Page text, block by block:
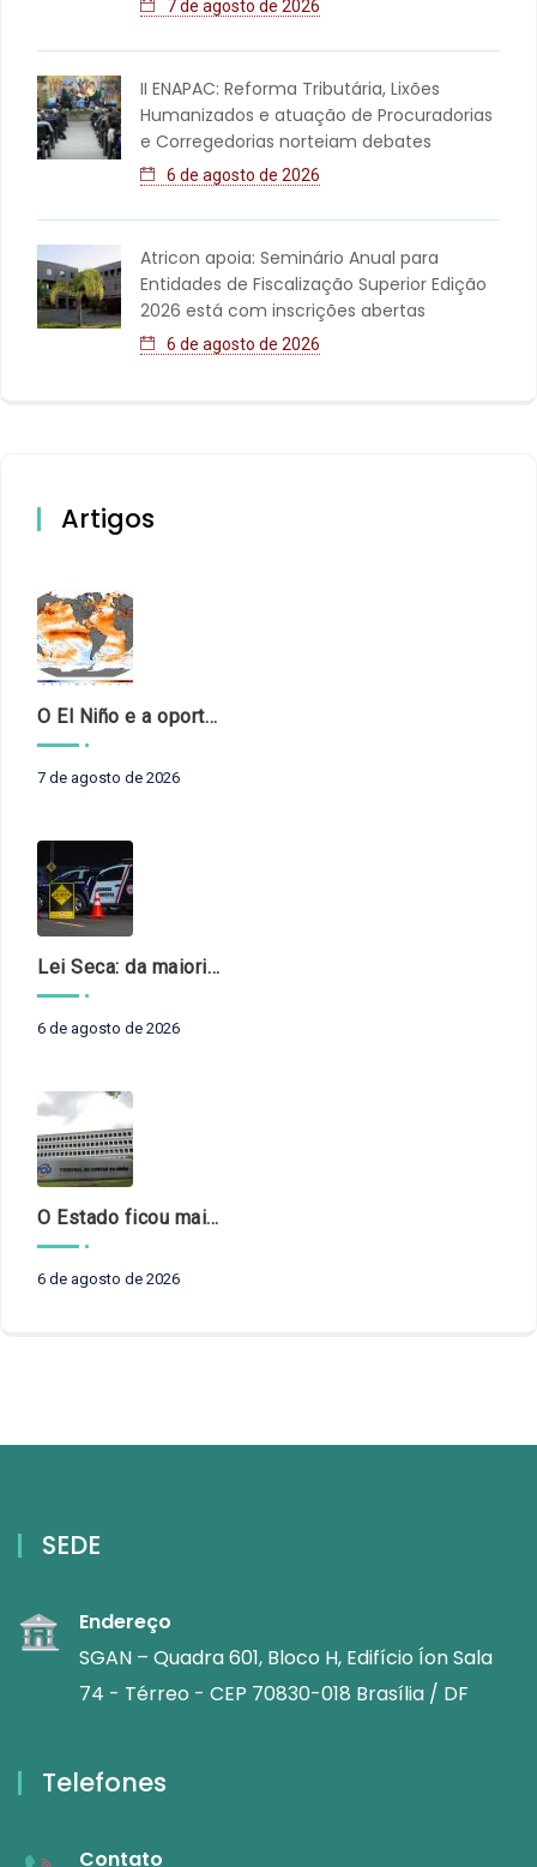
7 de agosto de 2026
II ENAPAC: Reforma Tributária, Lixões
Humanizados e atuação de Procuradorias
e Corregedorias norteiam debates
6 de agosto de 2026
Atricon apoia: Seminário Anual para
Entidades de Fiscalização Superior Edição
2026 está com inscrições abertas
6 de agosto de 2026
Artigos
O El Niño e a oportunidade de fortalecer o controle externo das políticas climáticas
7 de agosto de 2026
Lei Seca: da maioridade à maturidade
6 de agosto de 2026
O Estado ficou mais complexo. O controle precisa acompanhar
6 de agosto de 2026
SEDE
Endereço
SGAN – Quadra 601, Bloco H, Edifício Íon Sala
74 - Térreo - CEP 70830-018 Brasília / DF
Telefones
Contato